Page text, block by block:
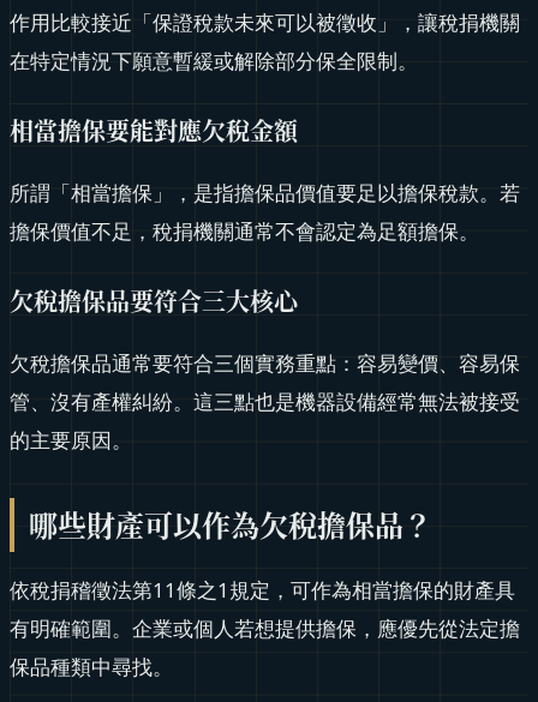
作用比較接近「保證稅款未來可以被徵收」，讓稅捐機關
在特定情況下願意暫緩或解除部分保全限制。
相當擔保要能對應欠稅金額
所謂「相當擔保」，是指擔保品價值要足以擔保稅款。若
擔保價值不足，稅捐機關通常不會認定為足額擔保。
欠稅擔保品要符合三大核心
欠稅擔保品通常要符合三個實務重點：容易變價、容易保
管、沒有產權糾紛。這三點也是機器設備經常無法被接受
的主要原因。
哪些財產可以作為欠稅擔保品？
依稅捐稽徵法第11條之1規定，可作為相當擔保的財產具
有明確範圍。企業或個人若想提供擔保，應優先從法定擔
保品種類中尋找。